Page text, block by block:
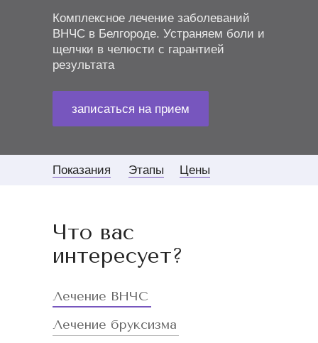
Комплексное лечение заболеваний
ВНЧС в Белгороде. Устраняем боли и
щелчки в челюсти с гарантией
результата
записаться на прием
Показания Этапы Цены
Что вас
интересует?
Лечение ВНЧС
Лечение бруксизма